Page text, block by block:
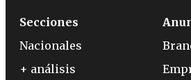
Secciones
Nacionales
+ análisis